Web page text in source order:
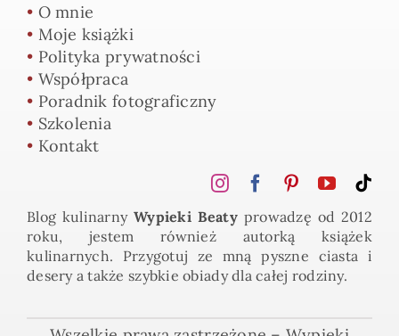
• O mnie
• Moje książki
• Polityka prywatności
• Współpraca
• Poradnik fotograficzny
• Szkolenia
• Kontakt
Blog kulinarny Wypieki Beaty prowadzę od 2012
roku, jestem również autorką książek
kulinarnych. Przygotuj ze mną pyszne ciasta i
desery a także szybkie obiady dla całej rodziny.